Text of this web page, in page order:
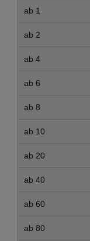
ab 1
ab 2
ab 4
ab 6
ab 8
ab 10
ab 20
ab 40
ab 60
ab 80